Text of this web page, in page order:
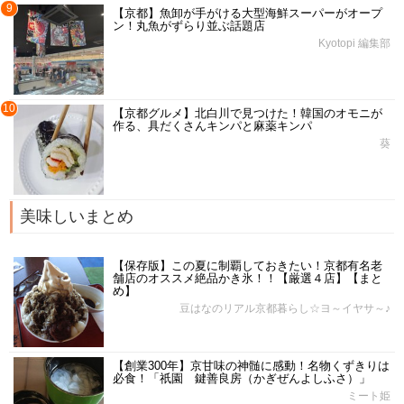
9
【京都】魚卸が手がける大型海鮮スーパーがオープ
ン！丸魚がずらり並ぶ話題店
Kyotopi 編集部
10
【京都グルメ】北白川で見つけた！韓国のオモニが
作る、具だくさんキンパと麻薬キンパ
葵
美味しいまとめ
【保存版】この夏に制覇しておきたい！京都有名老
舗店のオススメ絶品かき氷！！【厳選４店】【まと
め】
豆はなのリアル京都暮らし☆ヨ～イヤサ～♪
【創業300年】京甘味の神髄に感動！名物くずきりは
必食！「祇園 鍵善良房（かぎぜんよしふさ）」
ミート姫